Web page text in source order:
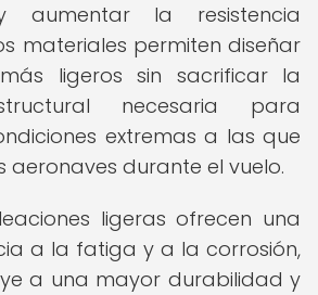
aumentar la resistencia
materiales permiten diseñar
ligeros sin sacrificar la
necesaria para
extremas a las que
aeronaves durante el vuelo.
ligeras ofrecen una
a la fatiga y a la corrosión,
a una mayor durabilidad y